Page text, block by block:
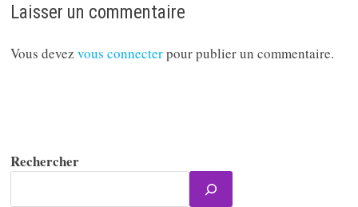
Laisser un commentaire
Vous devezvous connecterpour publier un commentaire.
Rechercher